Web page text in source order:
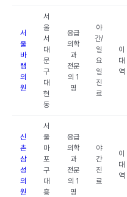
서
울
바
램
의
원
서
울
서
대
문
구
대
현
동
응급
의학
과
전문
의 1
명
야
간/
일
요
일
진
료
이
대
역
신
촌
삼
성
의
원
서
울
마
포
구
대
흥
응급
의학
과
전문
의 1
명
야
간
진
료
이
대
역